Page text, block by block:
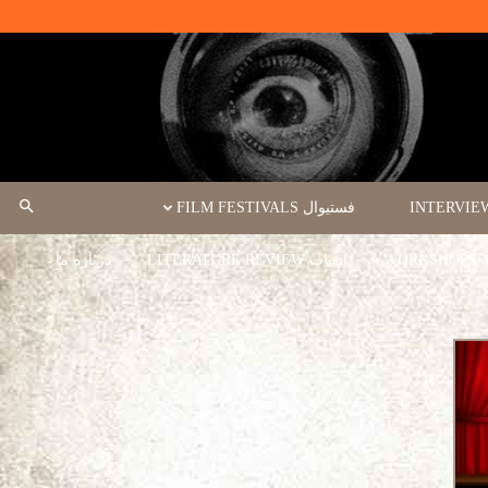
فستیوال FILM FESTIVALS
ادبیات LITERATURE REVIEW درباره ما